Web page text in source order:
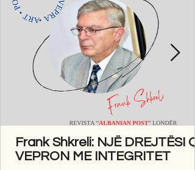
Frank Shkreli: NJË DREJTËSI
VEPRON ME INTEGRITET